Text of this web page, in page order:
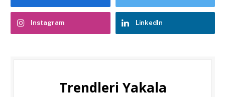
Instagram LinkedIn
Trendleri Yakala